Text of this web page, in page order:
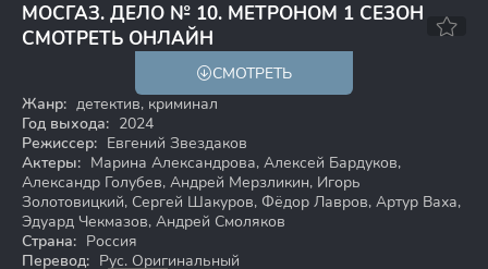
МОСГАЗ. ДЕЛО № 10. МЕТРОНОМ 1 СЕЗОН
СМОТРЕТЬ ОНЛАЙН
7.5
СМОТРЕТЬ
Жанр: детектив, криминал
Год выхода: 2024
Режиссер: Евгений Звездаков
Актеры: Марина Александрова, Алексей Бардуков,
Александр Голубев, Андрей Мерзликин, Игорь
Золотовицкий, Сергей Шакуров, Фёдор Лавров, Артур Ваха,
Эдуард Чекмазов, Андрей Смоляков
Страна: Россия
Перевод: Рус. Оригинальный